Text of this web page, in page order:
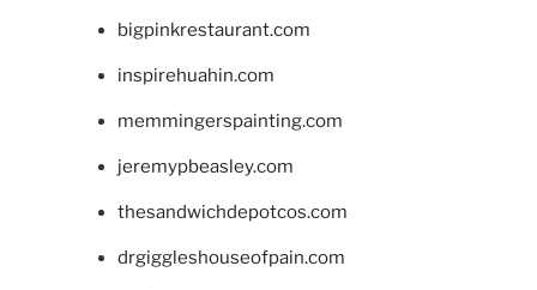
bigpinkrestaurant.com
inspirehuahin.com
memmingerspainting.com
jeremypbeasley.com
thesandwichdepotcos.com
drgiggleshouseofpain.com